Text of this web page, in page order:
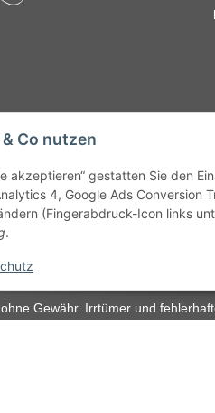
Co nutzen
akzeptieren“ gestatten Sie den
4, Google Ads Conversion
(Fingerabdruck-Icon links
.
Sonderteile Karriere
Gewähr. Irrtümer und